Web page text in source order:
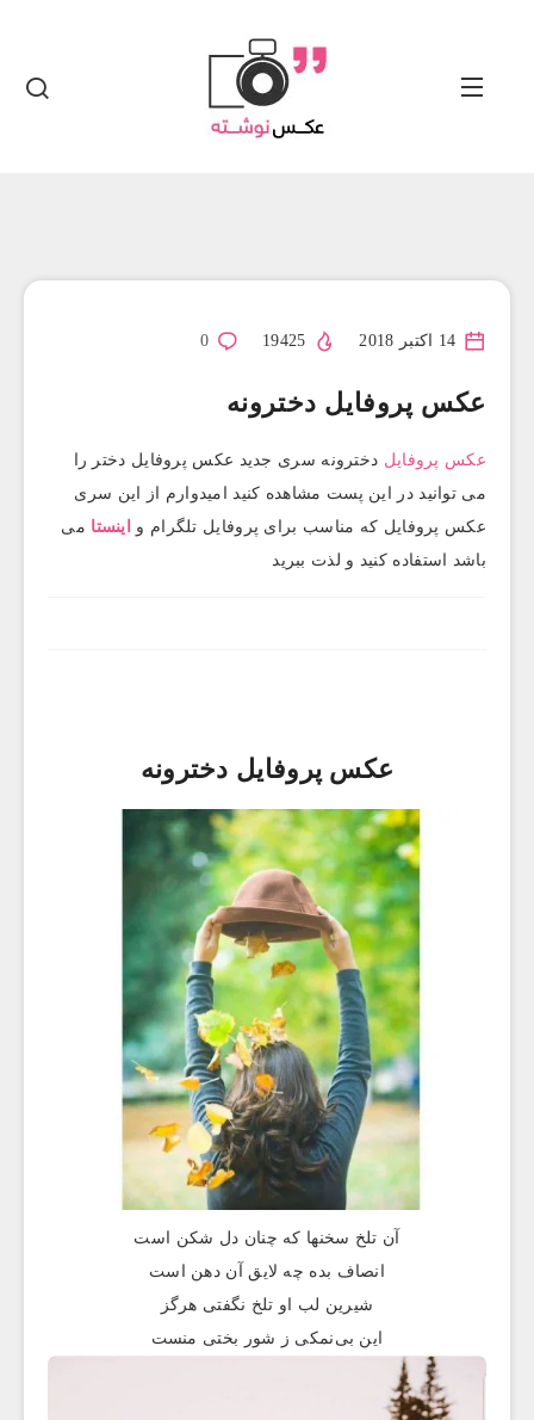
0
عکس پروفایل دخترونه
عکس پروفایل دخترونه سری جدید عکس پروفایل دختر را
می توانید در این پست مشاهده کنید امیدوارم از این سری
عکس پروفایل که مناسب برای پروفایل تلگرام و
اینستا می
باشد استفاده کنید و لذت ببرید
عکس پروفایل دخترونه
آن تلخ سخنها که چنان دل شکن است
انصاف بده چه لایق آن دهن است
شیرین لب او تلخ نگفتی هرگز
این بی‌نمکی ز شور بختی منست